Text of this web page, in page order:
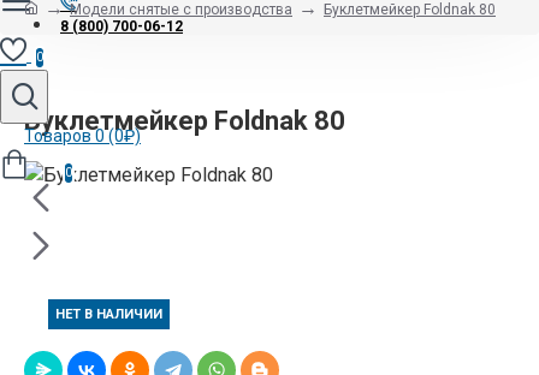
8 (800) 700-06-12
0
Товаров 0 (0₽)
0
Модели снятые с производства Буклетмейкер Foldnak 80
Буклетмейкер Foldnak 80
НЕТ В НАЛИЧИИ